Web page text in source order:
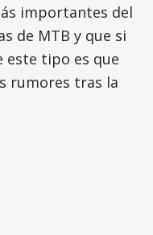
importantes del
de MTB y que si
este tipo es que
rumores tras la